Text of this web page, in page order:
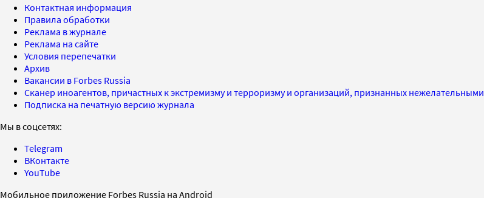
Контактная информация
Правила обработки
Реклама в журнале
Реклама на сайте
Условия перепечатки
Архив
Вакансии в Forbes Russia
Сканер иноагентов, причастных к экстремизму и терроризму и организаций, признанных нежелательными
Подписка на печатную версию журнала
Мы в соцсетях:
Telegram
ВКонтакте
YouTube
Мобильное приложение Forbes Russia на Android